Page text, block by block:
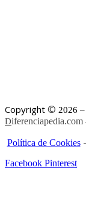
Copyright © 2026
Diferenciapedia.com
Política de Cookies
Facebook Pinterest